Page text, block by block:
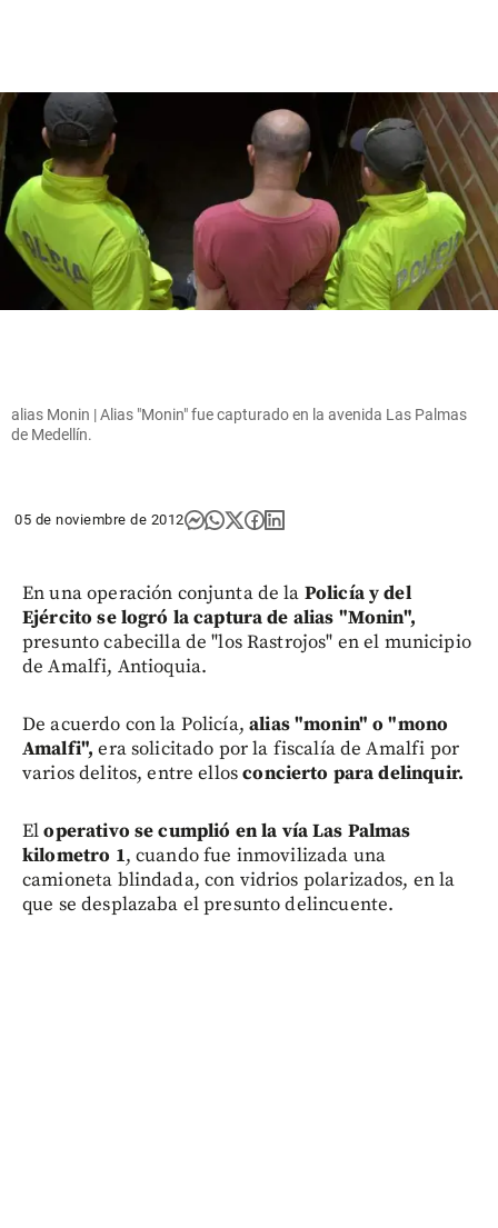
alias Monin | Alias "Monin" fue capturado en la avenida Las Palmas
de Medellín.
05 de noviembre de 2012
En una operación conjunta de la Policía y del
Ejército se logró la captura de alias "Monin",
presunto cabecilla de "los Rastrojos" en el municipio
de Amalfi, Antioquia.
De acuerdo con la Policía,alias "monin" o "mono
Amalfi", era solicitado por la fiscalía de Amalfi por
varios delitos, entre ellosconcierto para delinquir.
Eloperativo se cumplió en la vía Las Palmas
kilometro 1, cuando fue inmovilizada una
camioneta blindada, con vidrios polarizados, en la
que se desplazaba el presunto delincuente.